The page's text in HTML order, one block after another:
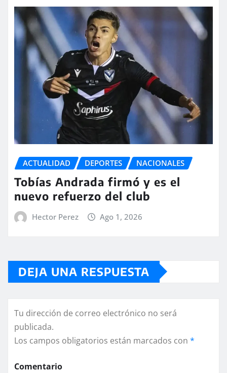
ACTUALIDAD DEPORTES NACIONALES
Tobías Andrada firmó y es el
nuevo refuerzo del club
Hector Perez Ago 1, 2026
DEJA UNA RESPUESTA
Tu dirección de correo electrónico no será
publicada.
Los campos obligatorios están marcados con *
Comentario